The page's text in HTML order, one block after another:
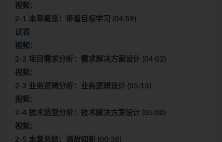
视频：
2-1 本章概览：带着目标学习 (04:59)
试看
视频：
2-2 项目需求分析：需求解决方案设计 (04:02)
视频：
2-3 业务逻辑分析：业务逻辑设计 (05:15)
视频：
2-4 技术选型分析：技术解决方案设计 (05:00)
视频：
2-5 本章总结：温故知新 (00:38)